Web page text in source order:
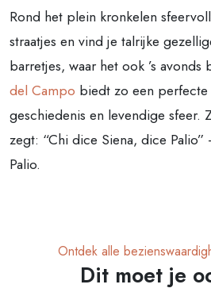
Rond het plein kronkelen
straatjes en vind je talrijke
barretjes, waar het ook ’s avonds
del Campo biedt zo een perfecte
geschiedenis en levendige sfeer.
zegt: “Chi dice Siena, dice
Palio.
Ontdek alle
Dit moet je